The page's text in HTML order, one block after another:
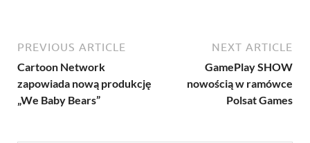
PREVIOUS ARTICLE
Cartoon Network
zapowiada nową produkcję
„We Baby Bears”
NEXT ARTICLE
GamePlay SHOW
nowością w ramówce
Polsat Games